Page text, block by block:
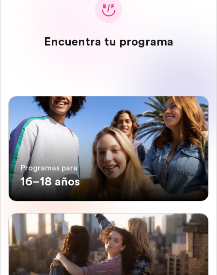
Encuentra tu programa
Programas para
16–18 años